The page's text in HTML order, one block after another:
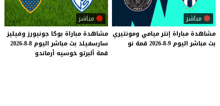
مباشر
مشاهدة مباراة إنترميامي ومونتيري
بث مباشر اليوم 9-8-2026 قمة نو
مباشر
مشاهدة مباراة بوكا جونيورز وفيليز
سارسفيلد بث مباشر اليوم 8-8-2026
قمة ألبرتو خوسيه أرماندو